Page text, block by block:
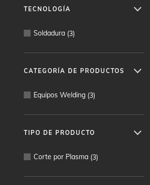
TECNOLOGÍA
Soldadura (3)
CATEGORÍA DE PRODUCTOS
Equipos Welding (3)
TIPO DE PRODUCTO
Corte por Plasma (3)